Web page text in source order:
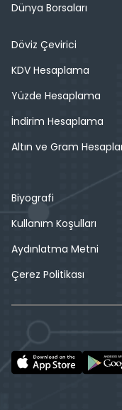
Dünya Borsaları
Döviz Çevirici
KDV Hesaplama
Yüzde Hesaplama
İndirim Hesaplama
Altın ve Gram
Biyografi
Kullanım Koşulları
Aydınlatma Metni
Çerez Politikası